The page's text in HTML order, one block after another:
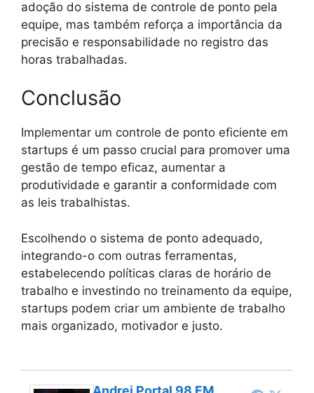
adoção do sistema de controle de ponto pela
equipe, mas também reforça a importância da
precisão e responsabilidade no registro das
horas trabalhadas.
Conclusão
Implementar um controle de ponto eficiente em
startups é um passo crucial para promover uma
gestão de tempo eficaz, aumentar a
produtividade e garantir a conformidade com
as leis trabalhistas.
Escolhendo o sistema de ponto adequado,
integrando-o com outras ferramentas,
estabelecendo políticas claras de horário de
trabalho e investindo no treinamento da equipe,
startups podem criar um ambiente de trabalho
mais organizado, motivador e justo.